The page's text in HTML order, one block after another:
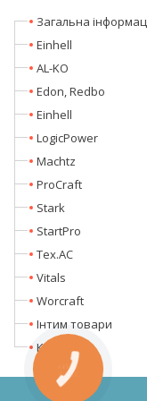
Загальна
Einhell
AL-KO
Edon, Redbo
Einhell
LogicPower
Machtz
ProCraft
Stark
StartPro
Tex.AC
Vitals
Worcraft
Інтим товари
Кентавр
КНОПКА
ЗВ'ЯЗКУ